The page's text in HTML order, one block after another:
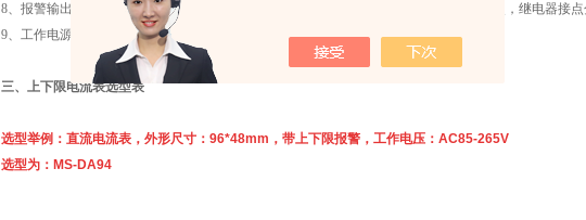
8、报警输出：两路继电器 ，路用于上限输出，路用于下限输出，常开常闭无源转换接点，继电器接
9、工作电源及功耗：
AC ( 85～ ～275)V 8VA
三、上下限电流表选型表
选型举例：直流电流表，外形尺寸： 96*48mm，带上下限报警，工作电压：AC85-265V
选型为：MS-DA94